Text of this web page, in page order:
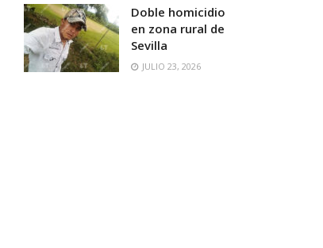
Doble homicidio
en zona rural de
Sevilla
JULIO 23, 2026